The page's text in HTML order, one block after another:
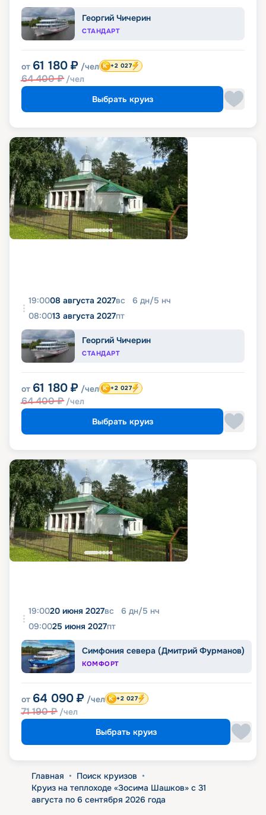
Георгий Чичерин
СТАНДАРТ
от 61 180 ₽ /чел
64 400₽ /чел
+2 027
Выбрать круиз
19:0008 августа 2027вс 6 дн/5 нч
08:0013 августа 2027пт
Георгий Чичерин
СТАНДАРТ
от 61 180 ₽ /чел
64 400₽ /чел
+2 027
Выбрать круиз
19:0020 июня 2027вс 6 дн/5 нч
09:0025 июня 2027пт
Симфония севера (Дмитрий Фурманов)
КОМФОРТ
от 64 090 ₽ /чел
71 190₽ /чел
+2 027
Выбрать круиз
Главная • Поиск круизов •
Круиз на теплоходе «Зосима Шашков» с 31
августа по 6 сентября 2026 года